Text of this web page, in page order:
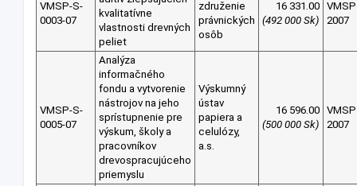
VMSP-S-
0003-07
kvalitatívne
vlastnosti drevných
peliet
združenie
právnických
osôb
16 331.00
(492 000 Sk)
VMSP
2007
VMSP-S-
0005-07
Analýza
informačného
fondu a vytvorenie
nástrojov na jeho
sprístupnenie pre
výskum, školy a
pracovníkov
drevospracujúceho
priemyslu
Výskumný
ústav
papiera a
celulózy,
a.s.
16 596.00
(500 000 Sk)
VMSP
2007